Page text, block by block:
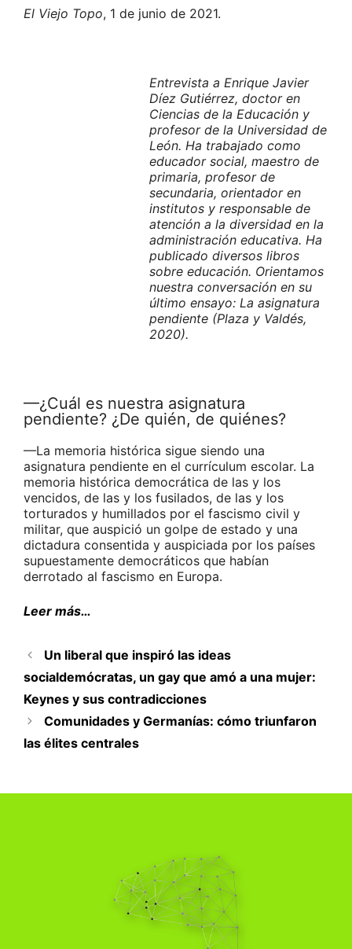
El Viejo Topo, 1 de junio de 2021.
Entrevista a Enrique Javier
Díez Gutiérrez, doctor en
Ciencias de la Educación y
profesor de la Universidad de
León. Ha trabajado como
educador social, maestro de
primaria, profesor de
secundaria, orientador en
institutos y responsable de
atención a la diversidad en la
administración educativa. Ha
publicado diversos libros
sobre educación. Orientamos
nuestra conversación en su
último ensayo: La asignatura
pendiente (Plaza y Valdés,
2020).
—¿Cuál es nuestra asignatura
pendiente? ¿De quién, de quiénes?
—La memoria histórica sigue siendo una
asignatura pendiente en el currículum escolar. La
memoria histórica democrática de las y los
vencidos, de las y los fusilados, de las y los
torturados y humillados por el fascismo civil y
militar, que auspició un golpe de estado y una
dictadura consentida y auspiciada por los países
supuestamente democráticos que habían
derrotado al fascismo en Europa.
Leer más…
Un liberal que inspiró las ideas
socialdemócratas, un gay que amó a una mujer:
Keynes y sus contradicciones
Comunidades y Germanías: cómo triunfaron
las élites centrales